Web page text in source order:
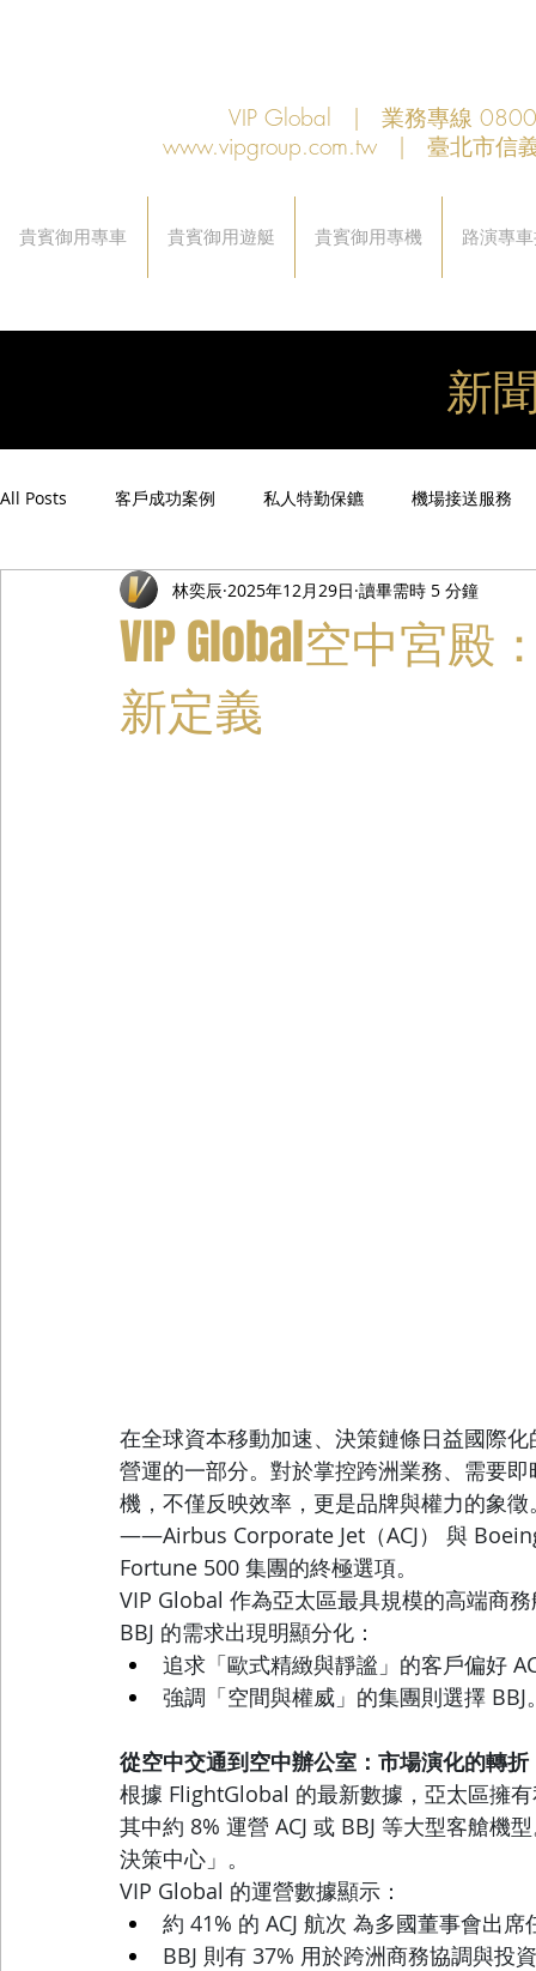
VIP Global | 業務專線
www.vipgroup.com.tw | 臺北市信
貴賓御用專車 貴賓御用遊艇 貴賓御用專機 路演專
新
All Posts 客戶成功案例 私人特勤保鑣 機場接送服務
禮遇通關服務 主管專業司機 活動禮賓接待
VIP Global空中宮殿
新定義
林奕辰 2025年12月29日 讀畢需時 5 分鐘
在全球資本移動加速、決策鏈條日益國際
營運的一部分。對於掌控跨洲業務、需要
機，不僅反映效率，更是品牌與權力的象
——Airbus Corporate Jet（ACJ） 與
Fortune 500 集團的終極選項。
VIP Global 作為亞太區最具規模的高端商
BBJ 的需求出現明顯分化：
追求「歐式精緻與靜謐」的客戶偏好
強調「空間與權威」的集團則選擇 BBJ
從空中交通到空中辦公室：市場演化的轉折
根據 FlightGlobal 的最新數據，亞太區擁
其中約 8% 運營 ACJ 或 BBJ 等大型客艙機
決策中心」。
VIP Global 的運營數據顯示：
約 41% 的 ACJ 航次 為多國董事會出席
BBJ 則有 37% 用於跨洲商務協調與投